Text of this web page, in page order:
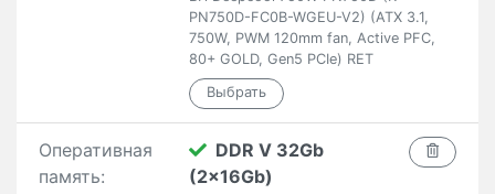
PN750D-FC0B-WGEU-V2) (ATX 3.1,
750W, PWM 120mm fan, Active PFC,
80+ GOLD, Gen5 PCIe) RET
Оперативная
память:
DDR V 32Gb
(2x16Gb)